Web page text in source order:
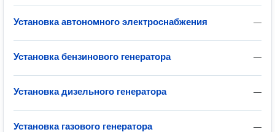
—
Установка автономного электроснабжения
—
Установка бензинового генератора
—
Установка дизельного генератора
—
Установка газового генератора